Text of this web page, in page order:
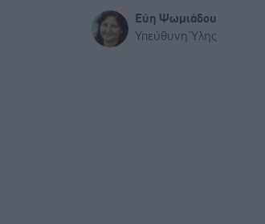
Εύη Ψωμιάδου
Υπεύθυνη Ύλης